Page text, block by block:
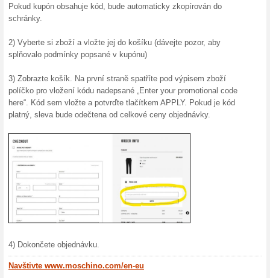
značka, která se
ji Franco Moschino v roce
nejpopulárnějších a